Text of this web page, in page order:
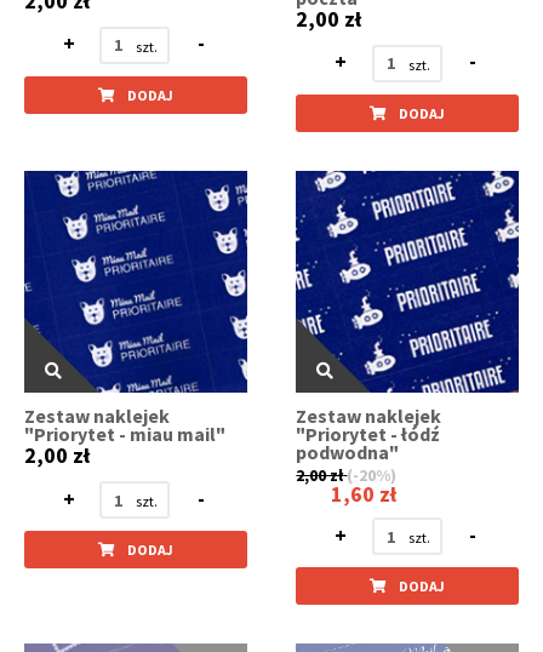
+
-
DODAJ
2,00 zł
+
-
DODAJ
Zestaw naklejek
"Priorytet - miau mail"
2,00 zł
+
-
DODAJ
Zestaw naklejek
"Priorytet - łódź
podwodna"
2,00 zł(-20%)
1,60 zł
+
-
DODAJ